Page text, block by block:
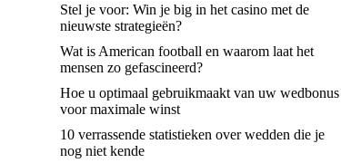
Stel je voor: Win je big in het casino met de
nieuwste strategieën?
Wat is American football en waarom laat het
mensen zo gefascineerd?
Hoe u optimaal gebruikmaakt van uw wedbonus
voor maximale winst
10 verrassende statistieken over wedden die je
nog niet kende